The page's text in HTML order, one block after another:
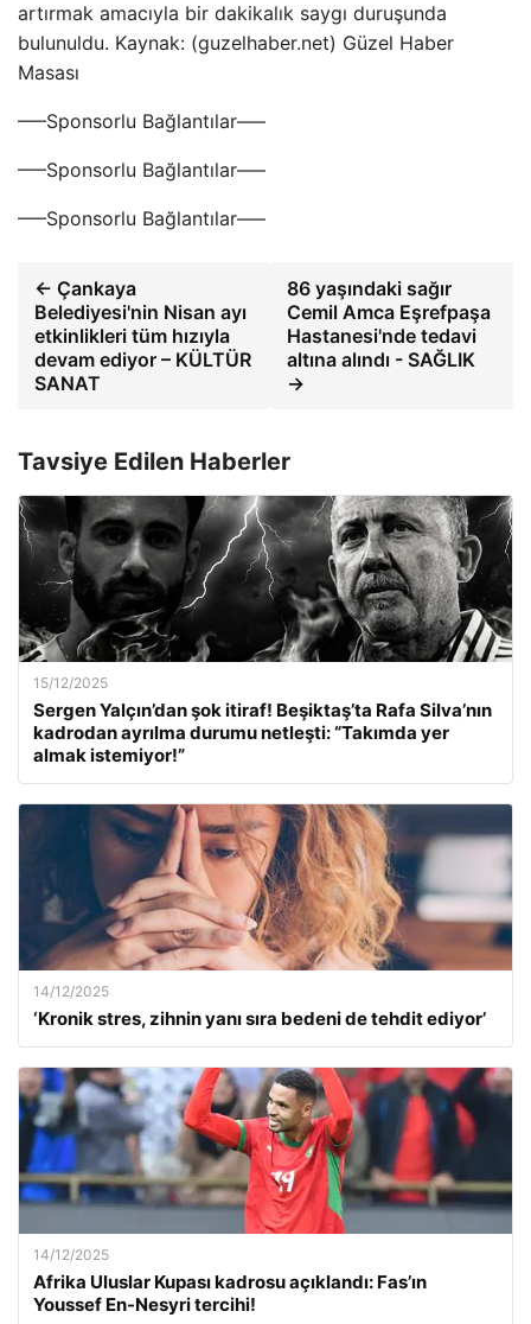
artırmak amacıyla bir dakikalık saygı duruşunda
bulunuldu. Kaynak: (guzelhaber.net) Güzel Haber
Masası
—–Sponsorlu Bağlantılar—–
—–Sponsorlu Bağlantılar—–
—–Sponsorlu Bağlantılar—–
← Çankaya
Belediyesi'nin Nisan ayı
etkinlikleri tüm hızıyla
devam ediyor – KÜLTÜR
SANAT
86 yaşındaki sağır
Cemil Amca Eşrefpaşa
Hastanesi'nde tedavi
altına alındı ​​- SAĞLIK
→
Tavsiye Edilen Haberler
15/12/2025
Sergen Yalçın’dan şok itiraf! Beşiktaş’ta Rafa Silva’nın
kadrodan ayrılma durumu netleşti: “Takımda yer
almak istemiyor!”
14/12/2025
‘Kronik stres, zihnin yanı sıra bedeni de tehdit ediyor’
14/12/2025
Afrika Uluslar Kupası kadrosu açıklandı: Fas’ın
Youssef En-Nesyri tercihi!